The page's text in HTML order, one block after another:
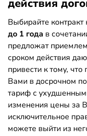
действия
Выбирайте контракт
до 1 года в
предложат
сроком действия
привести к тому,
Вами в досрочном
тариф с
изменения цены за
исключительное
можете выйти из